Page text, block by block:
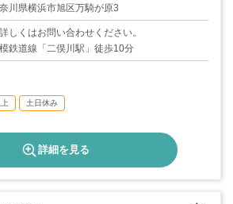
間休日数130日
川県横浜市旭区万騎が原3
しくはお問い合わせください。
鉄道線「二俣川駅」徒歩10分
土日休み
詳細を見る